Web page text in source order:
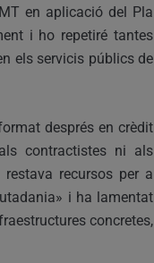
en aplicació del Pla
i ho repetiré tantes
els servicis públics de
després en crèdit
contractistes ni als
restava recursos per a
i ha lamentat
concretes,